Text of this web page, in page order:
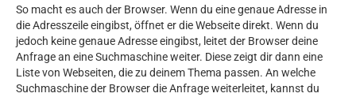
So macht es auch der Browser. Wenn du eine genaue Adresse in
die Adresszeile eingibst, öffnet er die Webseite direkt. Wenn du
jedoch keine genaue Adresse eingibst, leitet der Browser deine
Anfrage an eine Suchmaschine weiter. Diese zeigt dir dann eine
Liste von Webseiten, die zu deinem Thema passen. An welche
Suchmaschine der Browser die Anfrage weiterleitet, kannst du